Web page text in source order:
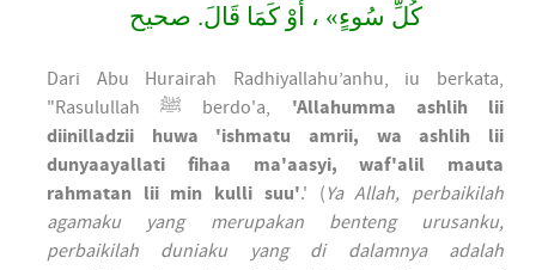
كُلِّ سُوءٍ» ، أَوْ كَمَا قَالَ. صحيح
Dari Abu Hurairah Radhiyallahu’anhu, iu berkata,
"Rasulullah ﷺ berdo'a, 'Allahumma ashlih lii
diinilladzii huwa 'ishmatu amrii, wa ashlih lii
dunyaayallati fihaa ma'aasyi, waf'alil mauta
rahmatan lii min kulli suu'.' ( Ya Allah, perbaikilah
agamaku yang merupakan benteng urusanku,
perbaikilah duniaku yang di dalamnya adalah